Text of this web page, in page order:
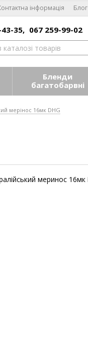
інформація Блог
35, 067 259-99-02
Бленди
багатобарвні
мерінос 16мк DHG